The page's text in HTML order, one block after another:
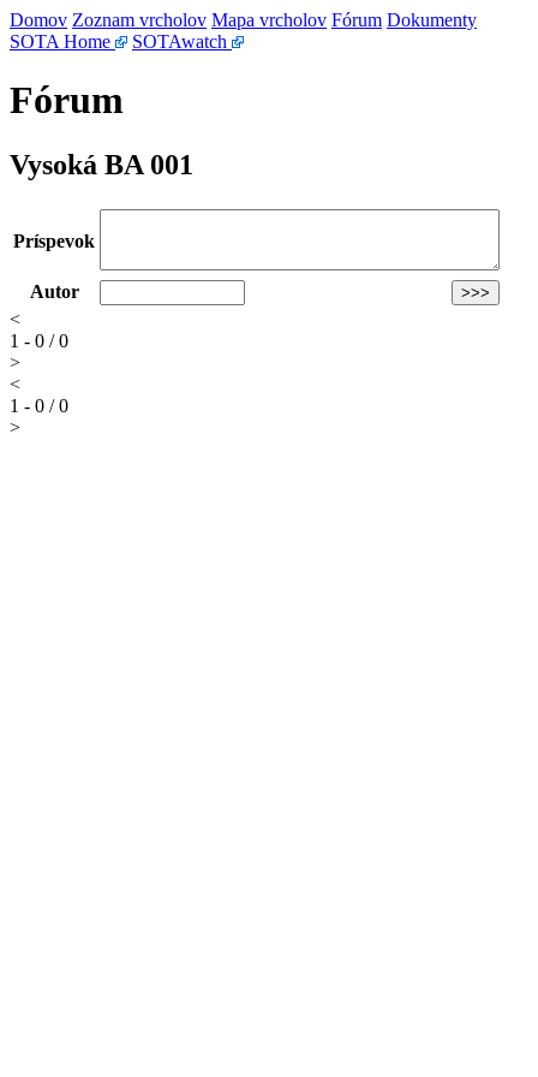
Domov Zoznam vrcholov Mapa vrcholov Fórum Dokumenty
SOTA Home
SOTAwatch
Fórum
Vysoká BA 001
Príspevok
Autor
<
1 - 0 / 0
>
<
1 - 0 / 0
>